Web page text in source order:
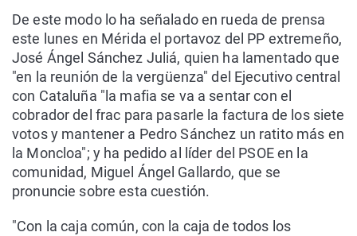
De este modo lo ha señalado en rueda de prensa
este lunes en Mérida el portavoz del PP extremeño,
José Ángel Sánchez Juliá, quien ha lamentado que
"en la reunión de la vergüenza" del Ejecutivo central
con Cataluña "la mafia se va a sentar con el
cobrador del frac para pasarle la factura de los siete
votos y mantener a Pedro Sánchez un ratito más en
la Moncloa"; y ha pedido al líder del PSOE en la
comunidad, Miguel Ángel Gallardo, que se
pronuncie sobre esta cuestión.
"Con la caja común, con la caja de todos los